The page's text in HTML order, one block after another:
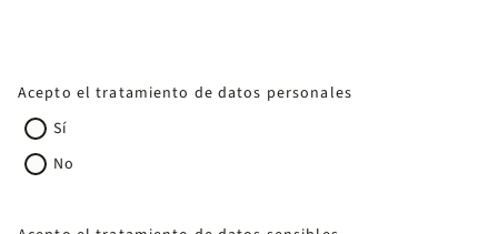
Acepto el tratamiento de datos personales
Sí
No